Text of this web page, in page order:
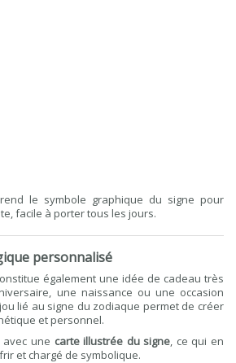
le symbole graphique du signe pour
facile à porter tous les jours.
personnalisé
également une idée de cadeau très
une naissance ou une occasion
lié au signe du zodiaque permet de créer
et personnel.
une carte illustrée du signe, ce qui en
et chargé de symbolique.